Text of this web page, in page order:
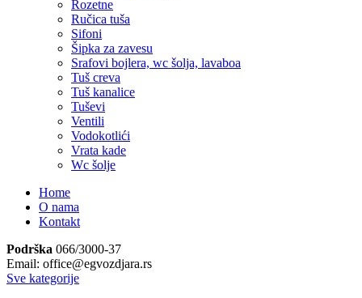
Rozetne
Ručica tuša
Sifoni
Šipka za zavesu
Srafovi bojlera, wc šolja, lavaboa
Tuš creva
Tuš kanalice
Tuševi
Ventili
Vodokotlići
Vrata kade
Wc šolje
Home
O nama
Kontakt
Podrška 066/3000-37
Email: office@egvozdjara.rs
Sve kategorije